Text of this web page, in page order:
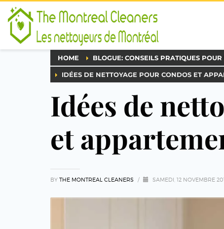
HOME BLOGUE: CONSEILS PRATIQUES
IDÉES DE NETTOYAGE POUR CONDOS ET
Idées de
et
BY THE MONTREAL CLEANERS / SAMEDI, 12 NOVEMBRE